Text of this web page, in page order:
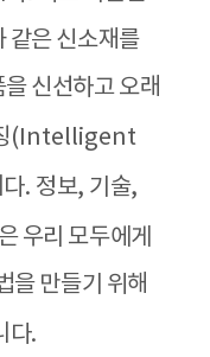
같은 신소재를
신선하고 오래
(Intelligent
. 정보, 기술,
우리 모두에게
을 만들기 위해
다.